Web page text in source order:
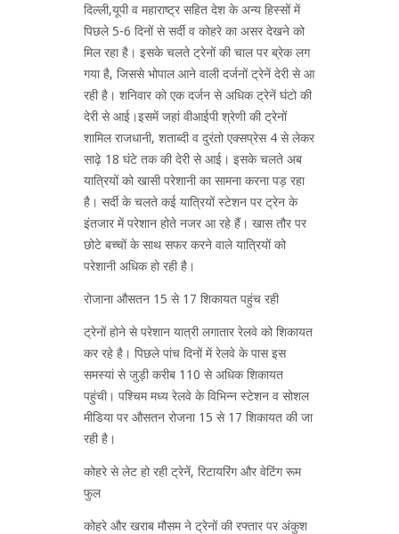
दिल्ली,यूपी व महाराष्ट्र सहित देश के अन्य हिस्सों में
पिछले 5-6 दिनों से सर्दी व कोहरे का असर देखने को
मिल रहा है। इसके चलते ट्रेनों की चाल पर ब्रेक लग
गया है, जिससे भोपाल आने वाली दर्जनों ट्रेनें देरी से आ
रही है। शनिवार को एक दर्जन से अधिक ट्रेनें घंटो की
देरी से आई।इसमें जहां वीआईपी श्रेणी की ट्रेनों
शामिल राजधानी, शताब्दी व दुरंतो एक्सप्रेस 4 से लेकर
साढ़े 18 घंटे तक की देरी से आई। इसके चलते अब
यात्रियों को खासी परेशानी का सामना करना पड़ रहा
है। सर्दी के चलते कई यात्रियों स्टेशन पर ट्रेन के
इंतजार में परेशान होते नजर आ रहे हैं। खास तौर पर
छोटे बच्चों के साथ सफर करने वाले यात्रियों को
परेशानी अधिक हो रही है।
रोजाना औसतन 15 से 17 शिकायत पहुंच रही
ट्रेनों होने से परेशान यात्री लगातार रेलवे को शिकायत
कर रहे है। पिछले पांच दिनों में रेलवे के पास इस
समस्यां से जुड़ी करीब 110 से अधिक शिकायत
पहुंची। पश्चिम मध्य रेलवे के विभिन्न स्टेशन व सोशल
मीडिया पर औसतन रोजना 15 से 17 शिकायत की जा
रही है।
कोहरे से लेट हो रही ट्रेनें, रिटायरिंग और वेटिंग रूम
फुल
कोहरे और खराब मौसम ने ट्रेनों की रफ्तार पर अंकुश